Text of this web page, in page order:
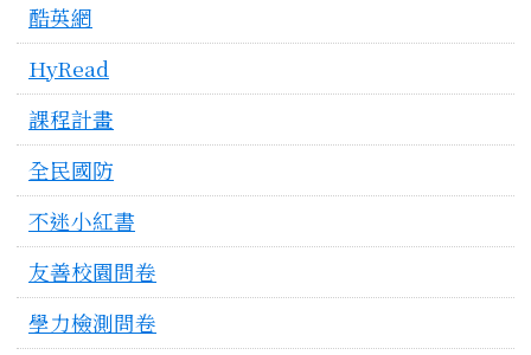
酷英網
HyRead
課程計畫
全民國防
不迷小紅書
友善校園問卷
學力檢測問卷